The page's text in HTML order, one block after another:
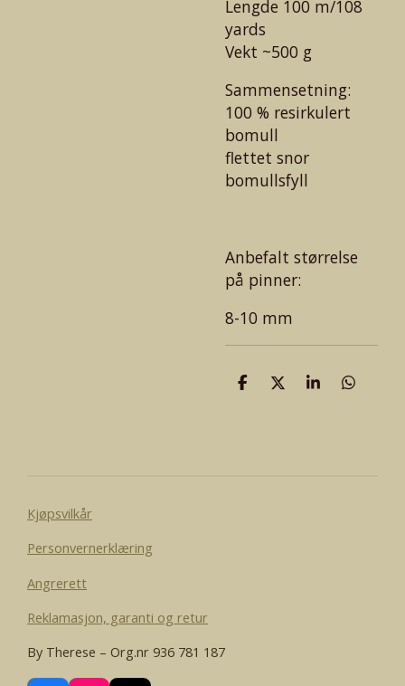
Lengde 100 m/108
yards
Vekt ~500 g
Sammensetning:
100 % resirkulert
bomull
flettet snor
bomullsfyll
Anbefalt størrelse
på pinner:
8-10 mm
D
D
D
D
Kjøpsvilkår
Personvernerklæring
Angrerett
Reklamasjon, garanti og retur
By Therese – Org.nr 936 781 187